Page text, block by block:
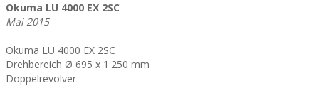
Okuma LU 4000 EX 2SC
Mai 2015
Okuma LU 4000 EX 2SC
Drehbereich Ø 695 x 1'250 mm
Doppelrevolver